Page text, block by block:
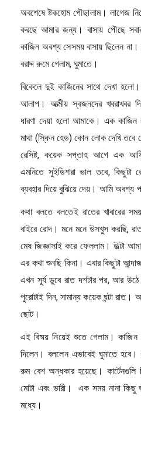
অবশেষে ষ্টকহোম পৌছালাম। লাগেজ
করছে আমার জন্য। বাসায় পৌছে
কাজিন অবশ্য সেসময় বাসায় ছিলেন
বরাদ্দ রুমে গেলাম, ঘুমাতে।
বিকেলে দুই কাজিনের সাথে দেখা
আলাপ। আত্মীয় স্বজনদের খবরাখবর
ধারণা দেয়া হলো আমাকে। এক কাজিন
মাথা (স্কিন হেড) কোন লোক দেখি তবে
রেসিষ্ট, কয়েক সপ্তাহ আগে এক
এমনিতে সুইডিশরা ভাল তবে, কিছুটা
ব্যবহার দিয়ে বুঝিয়ে দেয়। আমি অবশ্য
কথা বলতে বলতেই রাতের খাবারের
বাইরে রোদ। মনে মনে উসখুস করছি,
মেষ জিজ্ঞাসাই করে ফেললাম। উল্টা
এর কথা শুনছি কিনা। এবার কিছুটা
এখন সূর্য ডুবে রাত দশটার পর, আর উঠে
পুরোটাই দিন, সামান্য কয়েক ঘন্টা রাত।
ছোট।
এই বিষ্ময় নিয়েই শুতে গেলাম। কাজিন
দিলেন। বললেন এভাবেই ঘুমাতে হবে।
রুম বেশ অন্ধকার হয়েছে। কার্টেনগুলি
মোটা এবং ভারী। এক সময় নানা কিছু
মধ্যে।